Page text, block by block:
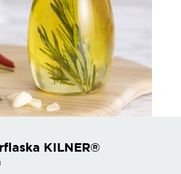
KILNER®